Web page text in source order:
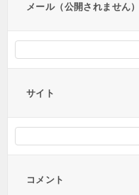
メール（公開されません）
サイト
コメント